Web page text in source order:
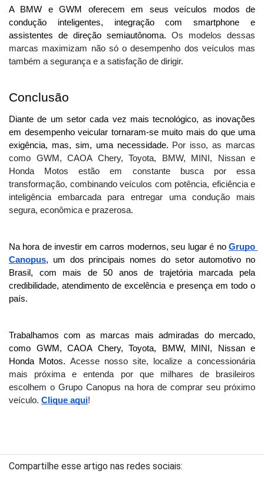
A BMW e GWM oferecem em seus veículos modos de
condução inteligentes, integração com smartphone e
assistentes de direção semiautônoma. Os modelos dessas
marcas maximizam não só o desempenho dos veículos mas
também a segurança e a satisfação de dirigir.
Conclusão
Diante de um setor cada vez mais tecnológico, as inovações
em desempenho veicular tornaram-se muito mais do que uma
exigência, mas, sim, uma necessidade. Por isso, as marcas
como GWM, CAOA Chery, Toyota, BMW, MINI, Nissan e
Honda Motos estão em constante busca por essa
transformação, combinando veículos com potência, eficiência e
inteligência embarcada para entregar uma condução mais
segura, econômica e prazerosa.
Na hora de investir em carros modernos, seu lugar é no Grupo
Canopus, um dos principais nomes do setor automotivo no
Brasil, com mais de 50 anos de trajetória marcada pela
credibilidade, atendimento de excelência e presença em todo o
país.
Trabalhamos com as marcas mais admiradas do mercado,
como GWM, CAOA Chery, Toyota, BMW, MINI, Nissan e
Honda Motos. Acesse nosso site, localize a concessionária
mais próxima e entenda por que milhares de brasileiros
escolhem o Grupo Canopus na hora de comprar seu próximo
veículo. Clique aqui!
Compartilhe esse artigo nas redes sociais: